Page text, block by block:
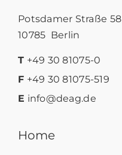
Potsdamer Straße 58
10785 Berlin
T +49 30 81075-0
F +49 30 81075-519
E info@deag.de
Home